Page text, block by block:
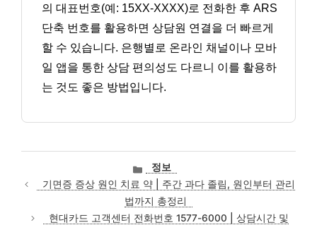
의 대표번호(예: 15XX-XXXX)로 전화한 후 ARS
단축 번호를 활용하면 상담원 연결을 더 빠르게
할 수 있습니다. 은행별로 온라인 채널이나 모바
일 앱을 통한 상담 편의성도 다르니 이를 활용하
는 것도 좋은 방법입니다.
카
테
고
리
정보
기면증 증상 원인 치료 약 | 주간 과다 졸림, 원인부터 관리
법까지 총정리
현대카드 고객센터 전화번호 1577-6000 | 상담시간 및